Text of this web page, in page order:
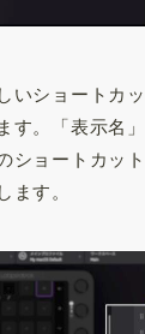
いショートカ
す。「表示名
ショートカッ
す。